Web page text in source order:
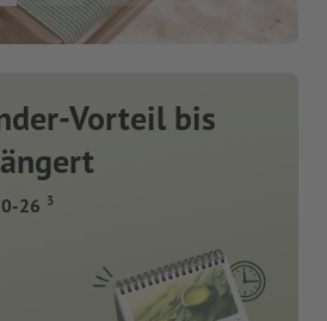
Vorteil bis
26 3